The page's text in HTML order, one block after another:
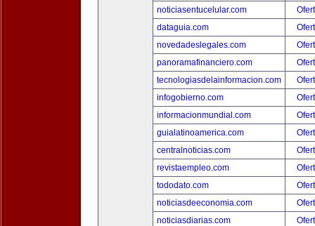
noticiasentucelular.com
dataguia.com
novedadeslegales.com
panoramafinanciero.com
tecnologiasdelainformacion.com
infogobierno.com
informacionmundial.com
guialatinoamerica.com
centralnoticias.com
revistaempleo.com
tododato.com
noticiasdeeconomia.com
noticiasdiarias.com